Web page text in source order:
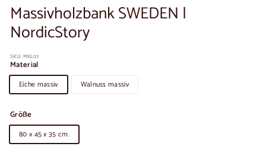
Massivholzbank SWEDEN |
NordicStory
SKU: MKL01
Material
Eiche massiv Walnuss massiv
Größe
80 x 45 x 35 cm.